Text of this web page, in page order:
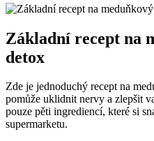
Základní recept na
detox
Zde je jednoduchý recept na
pomůže uklidnit nervy a zlepšit
pouze pěti ingrediencí, které si
supermarketu.